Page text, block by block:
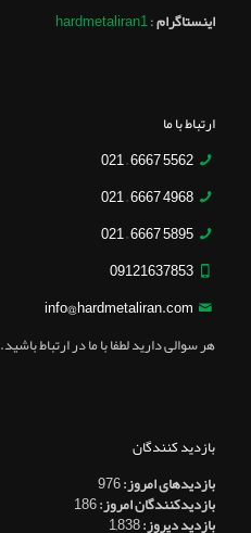
اینستاگرام:
hardmetaliran1
ارتباط با ما
5562 6667 – 021
4968 6667 – 021
5895 6667 – 021
09121637853
info@hardmetaliran.com
هر سوالی دارید لطفا با ما در ارتباط باشید.
بازدید کنندگان
بازدیدهای امروز:976
بازدیدکنندگان امروز:186
بازدید دیروز:1,838